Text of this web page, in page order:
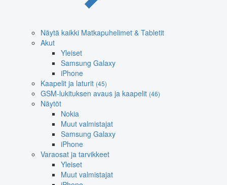
Näytä kaikki Matkapuhelimet & Tabletit
Akut
Yleiset
Samsung Galaxy
iPhone
Kaapelit ja laturit (45)
GSM-lukituksen avaus ja kaapelit (46)
Näytöt
Nokia
Muut valmistajat
Samsung Galaxy
iPhone
Varaosat ja tarvikkeet
Yleiset
Muut valmistajat